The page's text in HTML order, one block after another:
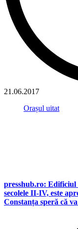
21.06.2017
Orașul uitat
presshub.ro: Edificiul
secolele II-IV, este
Constanța speră că